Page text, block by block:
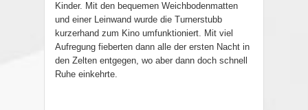
Kinder. Mit den bequemen Weichbodenmatten
und einer Leinwand wurde die Turnerstubb
kurzerhand zum Kino umfunktioniert. Mit viel
Aufregung fieberten dann alle der ersten Nacht in
den Zelten entgegen, wo aber dann doch schnell
Ruhe einkehrte.